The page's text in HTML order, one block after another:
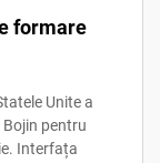
formare
Unite a
pentru
Interfața